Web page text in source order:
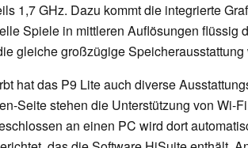
1,7 GHz. Dazu kommt die integrierte
Spiele in mittleren Auflösungen flüssig
gleiche großzügige
hat das P9 Lite auch diverse
Seite stehen die Unterstützung von Wi-
an einen PC wird dort